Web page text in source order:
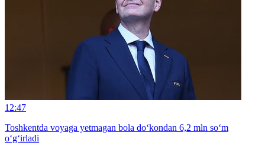
12:47
Toshkentda voyaga yetmagan bola do‘kondan 6,2 mln so‘m
o‘g‘irladi